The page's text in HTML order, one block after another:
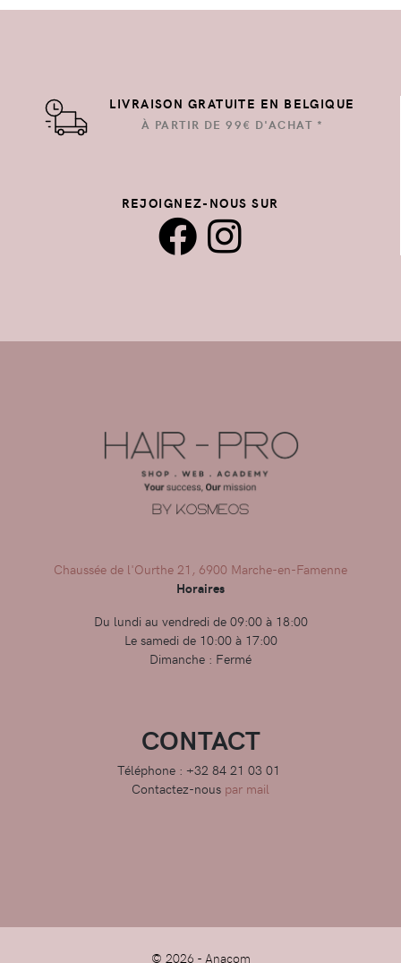
LIVRAISON GRATUITE EN BELGIQUE
À PARTIR DE 99€ D'ACHAT *
REJOIGNEZ-NOUS SUR
Chaussée de l'Ourthe 21, 6900 Marche-en-Famenne
Horaires
Du lundi au vendredi de 09:00 à 18:00
Le samedi de 10:00 à 17:00
Dimanche : Fermé
CONTACT
Téléphone : +32 84 21 03 01
Contactez-nous par mail
© 2026 - Anacom